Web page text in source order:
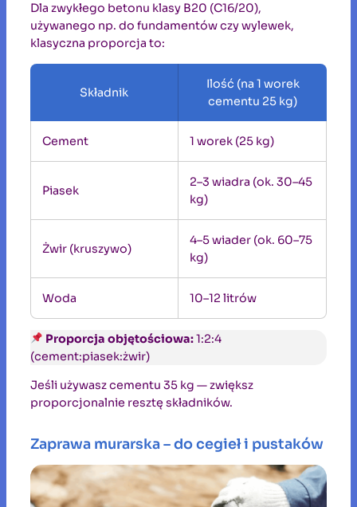
Dla zwykłego betonu klasy B20 (C16/20),
używanego np. do fundamentów czy wylewek,
klasyczna proporcja to:
Składnik
Ilość (na 1 worek
cementu 25 kg)
Cement 1 worek (25 kg)
Piasek
2–3 wiadra (ok. 30–45
kg)
Żwir (kruszywo)
4–5 wiader (ok. 60–75
kg)
Woda 10–12 litrów
Proporcja objętościowa:1:2:4
(cement:piasek:żwir)
Jeśli używasz cementu 35 kg — zwiększ
proporcjonalnie resztę składników.
Zaprawa murarska – do cegieł i pustaków